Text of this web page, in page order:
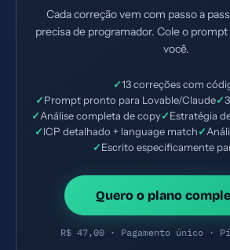
Cada correção vem com passo a
precisa de programador. Cole o prompt
você.
✓13 correções com
✓Prompt pronto para Lovable/Claude✓
✓Análise completa de copy✓Estratégia
✓ICP detalhado + language match✓
✓Escrito especificamente
Quero o plano
R$ 47,00 · Pagamento único ·